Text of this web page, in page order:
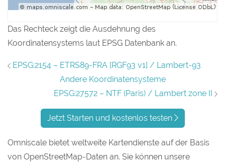
Das Rechteck zeigt die Ausdehnung des
Koordinatensystems laut EPSG Datenbank an.
EPSG:2154 – ETRS89-FRA [RGF93 v1] / Lambert-93
Andere Koordinatensysteme
EPSG:27572 – NTF (Paris) / Lambert zone II
Jetzt Starten und kostenlos testen
Omniscale bietet weltweite Kartendienste auf der Basis
von OpenStreetMap-Daten an. Sie können unsere